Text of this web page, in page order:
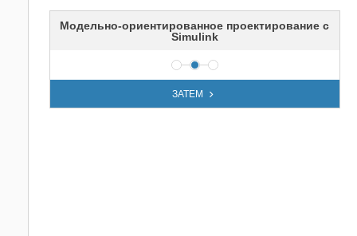
Модельно-ориентированное проектирование с
Simulink
ЗАТЕМ